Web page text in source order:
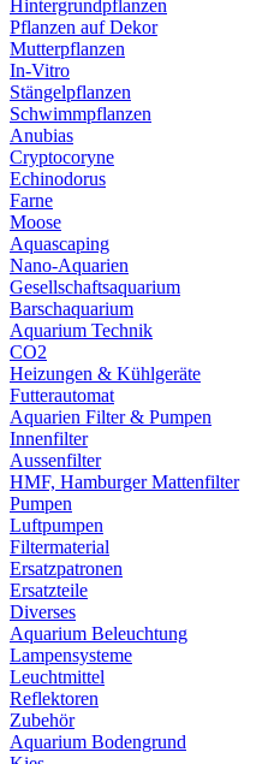
Hintergrundpflanzen
Pflanzen auf Dekor
Mutterpflanzen
In-Vitro
Stängelpflanzen
Schwimmpflanzen
Anubias
Cryptocoryne
Echinodorus
Farne
Moose
Aquascaping
Nano-Aquarien
Gesellschaftsaquarium
Barschaquarium
Aquarium Technik
CO2
Heizungen & Kühlgeräte
Futterautomat
Aquarien Filter & Pumpen
Innenfilter
Aussenfilter
HMF, Hamburger Mattenfilter
Pumpen
Luftpumpen
Filtermaterial
Ersatzpatronen
Ersatzteile
Diverses
Aquarium Beleuchtung
Lampensysteme
Leuchtmittel
Reflektoren
Zubehör
Aquarium Bodengrund